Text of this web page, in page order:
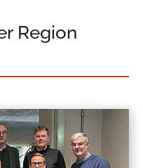
Region